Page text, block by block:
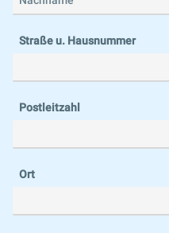
Straße u. Hausnummer
Postleitzahl
Ort